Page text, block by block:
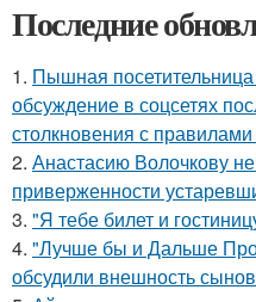
Последние
1. Пышная
обсуждение в соцсетях
столкновения с
2. Анастасию Волочкову
приверженности
3. "Я тебе билет и
4. "Лучше бы и Дальше
обсудили внешность